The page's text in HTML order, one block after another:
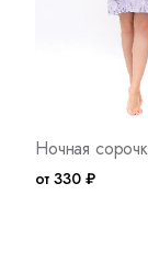
от 330 ₽